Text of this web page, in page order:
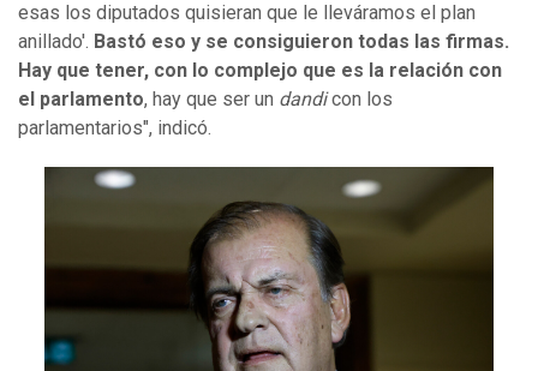
esas los diputados quisieran que le lleváramos el plan
anillado'. Bastó eso y se consiguieron todas las firmas.
Hay que tener, con lo complejo que es la relación con
el parlamento, hay que ser un dandicon los
parlamentarios", indicó.